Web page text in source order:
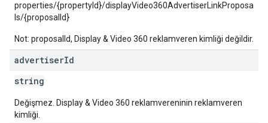
properties/{propertyId}/displayVideo360AdvertiserLinkProposa
ls/{proposalId}
Not: proposalId, Display & Video 360 reklamveren kimliği değildir.
advertiserId
string
Değişmez. Display & Video 360 reklamvereninin reklamveren
kimliği.